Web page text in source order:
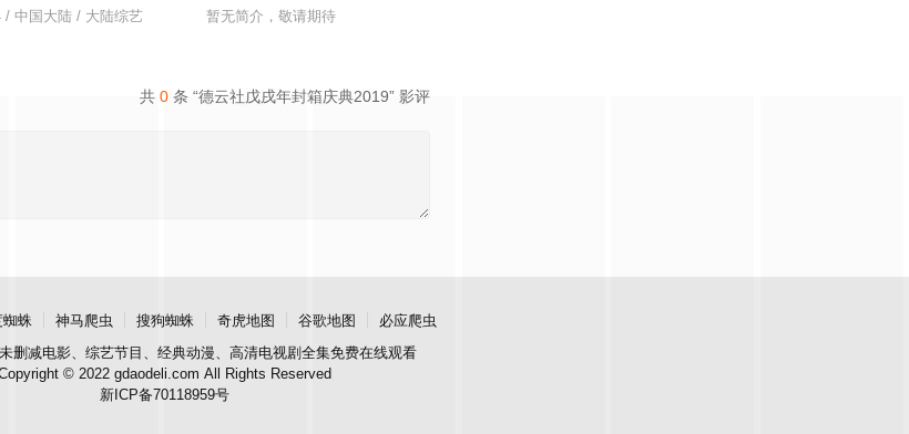
！恋综IP携“恋爱旅行季”而来，单
目集结全球实力唱将，在每周的直播比拼中高能开唱，演绎各国音乐风情、展现各自文化底蕴
/ 中国大陆 / 大陆综艺 暂无简介，敬请期待
共 0 条 “德云社戊戌年封箱庆典2019” 影评
蛛 神马爬虫 搜狗蜘蛛 奇虎地图 谷歌地图
必应爬虫
删减电影、综艺节目、经典动漫、高清电视剧全集免费在线观看
© 2022 gdaodeli.com All Rights Reserved
新ICP备70118959号